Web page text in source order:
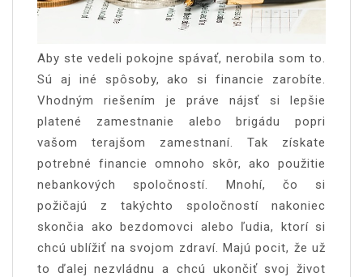
Aby ste vedeli pokojne spávať, nerobila som to.
Sú aj iné spôsoby, ako si financie zarobíte.
Vhodným riešením je práve nájsť si lepšie
platené zamestnanie alebo brigádu popri
vašom terajšom zamestnaní. Tak získate
potrebné financie omnoho skôr, ako použitie
nebankových spoločností. Mnohí, čo si
požičajú z takýchto spoločností nakoniec
skončia ako bezdomovci alebo ľudia, ktorí si
chcú ublížiť na svojom zdraví. Majú pocit, že už
to ďalej nezvládnu a chcú ukončiť svoj život